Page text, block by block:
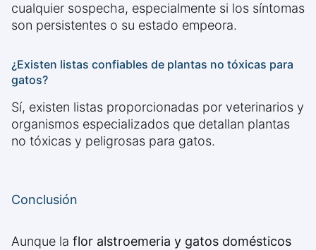
cualquier sospecha, especialmente si los síntomas
son persistentes o su estado empeora.
¿Existen listas confiables de plantas no tóxicas para
gatos?
Sí, existen listas proporcionadas por veterinarios y
organismos especializados que detallan plantas
no tóxicas y peligrosas para gatos.
Conclusión
Aunque la flor alstroemeria y gatos domésticos